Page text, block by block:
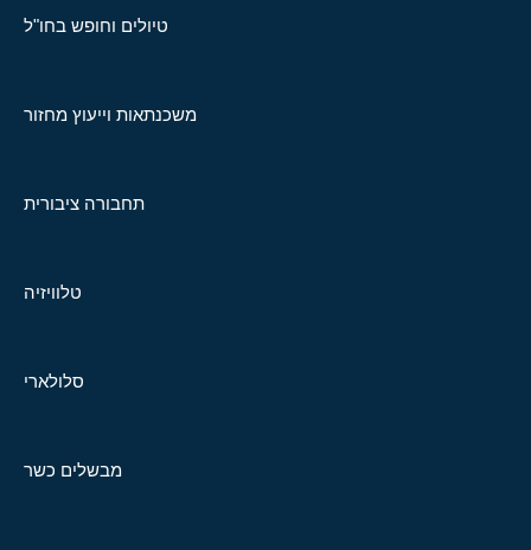
טיולים וחופש בחו"ל
משכנתאות וייעוץ מחזור
תחבורה ציבורית
טלוויזיה
סלולארי
מבשלים כשר